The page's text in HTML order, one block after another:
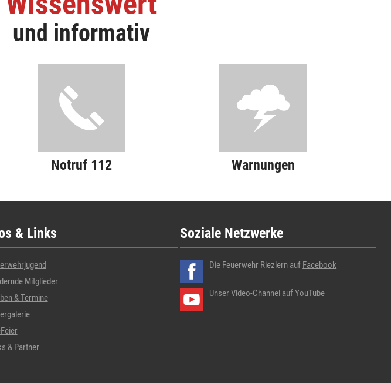
und informativ
Notruf 112 Warnungen
& Links
Mitglieder
& Termine
& Partner
Soziale Netzwerke
Die Feuerwehr Riezlern auf Facebook
Unser Video-Channel aufYouTube